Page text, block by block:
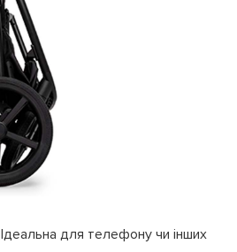
Ідеальна для телефону чи інших